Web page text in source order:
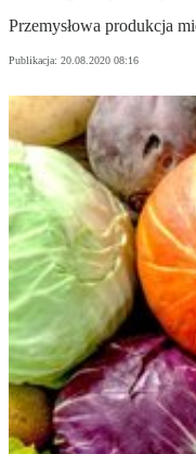
Przemysłowa produkcja
Publikacja: 20.08.2020 08:16